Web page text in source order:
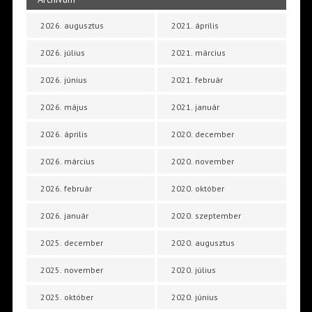
2026. augusztus
2026. július
2026. június
2026. május
2026. április
2026. március
2026. február
2026. január
2025. december
2025. november
2025. október
2021. április
2021. március
2021. február
2021. január
2020. december
2020. november
2020. október
2020. szeptember
2020. augusztus
2020. július
2020. június